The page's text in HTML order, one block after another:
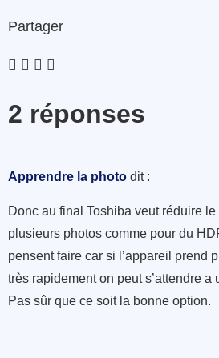
Partager
2 réponses
Apprendre la photo dit :
Donc au final Toshiba veut réduire
plusieurs photos comme pour du
pensent faire car si l’appareil prend
très rapidement on peut s’attendre
Pas sûr que ce soit la bonne option.